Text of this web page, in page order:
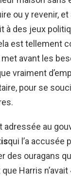
ou y revenir,
à des jeux
est tellement
met avant les
vraiment
pour se
adressée au
qui l’a accusée
des ouragans
Harris n’avait